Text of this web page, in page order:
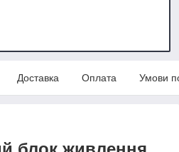
Доставка Оплата Умови